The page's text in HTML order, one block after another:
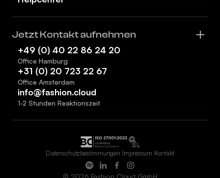
Jetzt Kontakt aufnehmen
+49 (0) 40 22 86 24 20
Office Hamburg
+31 (0) 20 723 22 67
Office Amsterdam
info@fashion.cloud
1-2 Stunden Reaktionszeit
© 2026 Fashion Cloud GmbH
Datenschutzbestimmungen Impressum Kontakt